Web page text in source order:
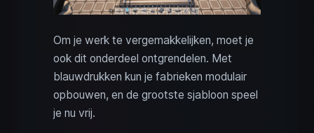
Om je werk te vergemakkelijken, moet je
ook dit onderdeel ontgrendelen. Met
blauwdrukken kun je fabrieken modulair
opbouwen, en de grootste sjabloon speel
je nu vrij.